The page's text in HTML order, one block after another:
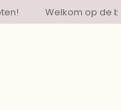
Welkom op de